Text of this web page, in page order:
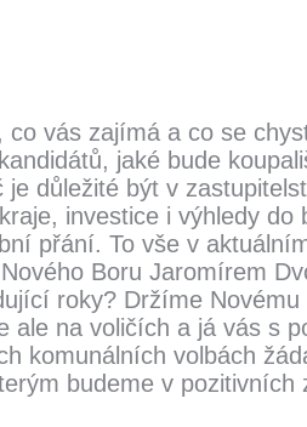
co vás zajímá a co se
jaké bude
je důležité být v
investice i výhledy do
přání. To vše v
Boru Jaromírem
roky? Držíme
ale na voličích a já vás s
komunálních volbách
budeme v pozitivních